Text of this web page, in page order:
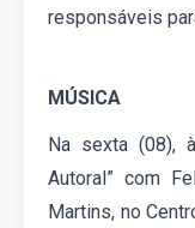
responsáveis
MÚSICA
Na sexta (08),
Autoral” com
Martins, no